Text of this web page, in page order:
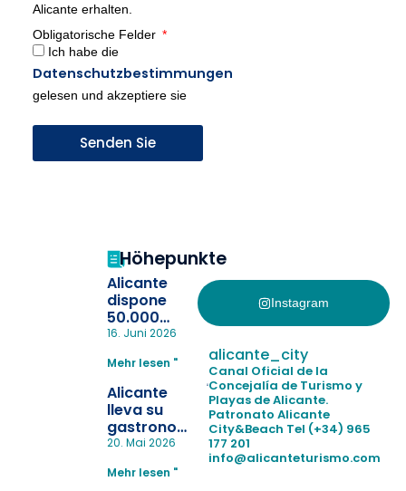
Alicante erhalten.
Obligatorische Felder
Ich habe die
Datenschutzbestimmungen
gelesen und akzeptiere sie
Senden Sie
Höhepunkte
Alicante
dispone
50.000
pulseras
la
pérdida de niños
en las
playas y
realiza con
simulacro de socorrismo
16. Juni 2026
Mehr lesen "
Alicante
lleva su
gastronomía
a Madrid
reforzar el
20. Mai 2026
Mehr lesen "
Instagram
alicante_city
Canal Oficial de la
Concejalía de Turismo y
Playas de Alicante.
Patronato Alicante
City&Beach Tel (+34) 965
177 201
info@alicanteturismo.com